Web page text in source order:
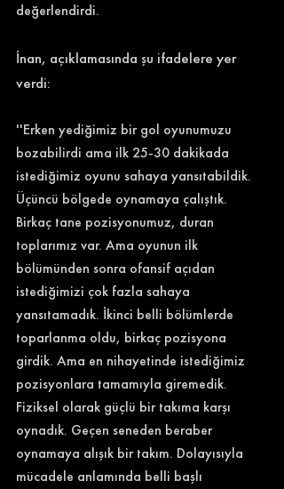
değerlendirdi.
İnan, açıklamasında şu ifadelere yer
verdi:
''Erken yediğimiz bir gol oyunumuzu
bozabilirdi ama ilk 25-30 dakikada
istediğimiz oyunu sahaya yansıtabildik.
Üçüncü bölgede oynamaya çalıştık.
Birkaç tane pozisyonumuz, duran
toplarımız var. Ama oyunun ilk
bölümünden sonra ofansif açıdan
istediğimizi çok fazla sahaya
yansıtamadık. İkinci belli bölümlerde
toparlanma oldu, birkaç pozisyona
girdik. Ama en nihayetinde istediğimiz
pozisyonlara tamamıyla giremedik.
Fiziksel olarak güçlü bir takıma karşı
oynadık. Geçen seneden beraber
oynamaya alışık bir takım. Dolayısıyla
mücadele anlamında belli başlı